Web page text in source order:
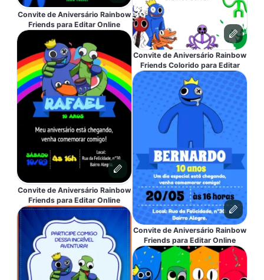
Convite de Aniversário Rainbow
Friends para Editar Online
Convite de Aniversário Rainbow
Friends para Editar Online
Convite de Aniversário Rainbow
Friends Colorido para Editar
Convite de Aniversário Rainbow
Friends para Editar Online